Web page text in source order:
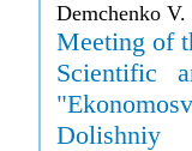
Demchenko V.
Meeting of
Scientific
Dolishniy